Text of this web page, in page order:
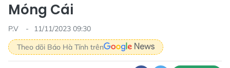
Móng Cái
P.V
11/11/2023 09:30
Theo dõi Báo Hà Tĩnh trên